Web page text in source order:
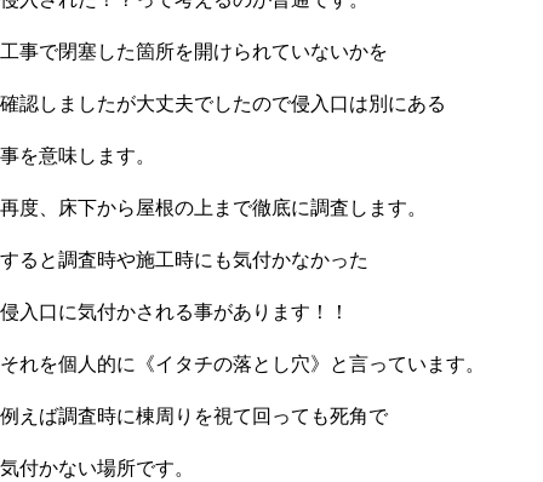
工事で閉塞した箇所を開けられていないかを
確認しましたが大丈夫でしたので侵入口は別にある
事を意味します。
再度、床下から屋根の上まで徹底に調査します。
すると調査時や施工時にも気付かなかった
侵入口に気付かされる事があります！！
それを個人的に《イタチの落とし穴》と言っています。
例えば調査時に棟周りを視て回っても死角で
気付かない場所です。